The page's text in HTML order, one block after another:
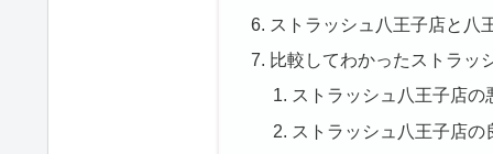
ストラッシュ八王子店と八
比較してわかったストラッ
ストラッシュ八王子店の
ストラッシュ八王子店の